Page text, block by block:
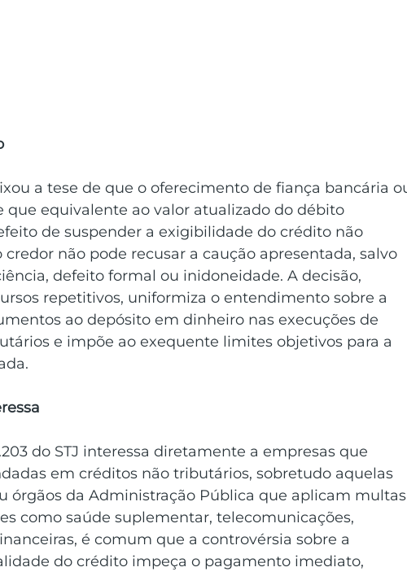
a tese de que o oferecimento de fiança bancária
que equivalente ao valor atualizado do débito
de suspender a exigibilidade do crédito não
credor não pode recusar a caução apresentada, salvo
defeito formal ou inidoneidade. A decisão,
repetitivos, uniformiza o entendimento sobre a
ao depósito em dinheiro nas execuções de
e impõe ao exequente limites objetivos para a
do STJ interessa diretamente a empresas que
em créditos não tributários, sobretudo aquelas
órgãos da Administração Pública que aplicam
como saúde suplementar, telecomunicações,
é comum que a controvérsia sobre a
do crédito impeça o pagamento imediato,